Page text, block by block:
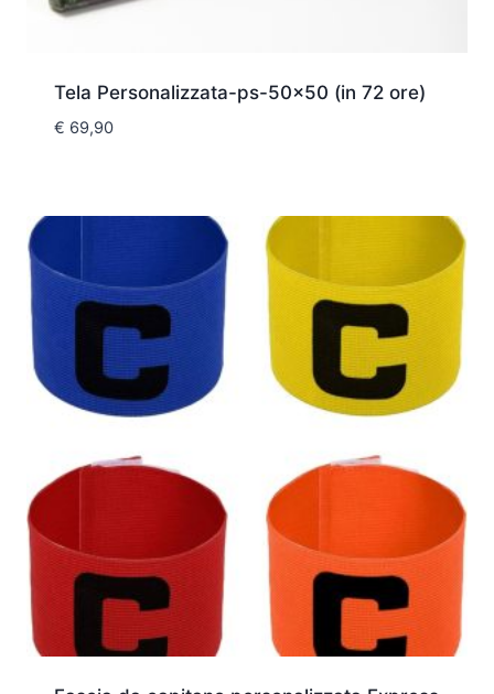
Tela Personalizzata-ps-50×50 (in 72 ore)
€ 69,90